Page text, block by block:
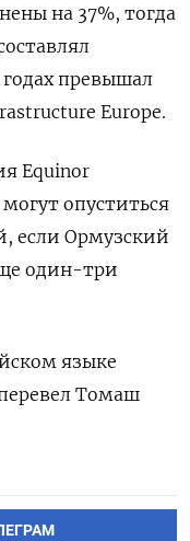
на 37%, тогда
превышал
Europe.
Equinor
опуститься
если Ормузский
один-три
языке
Томаш